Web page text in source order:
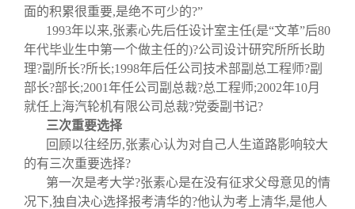
面的积累很重要,是绝不可少的?”
1993年以来,张素心先后任设计室主任(是“文革”后80
年代毕业生中第一个做主任的)?公司设计研究所所长助
理?副所长?所长;1998年后任公司技术部副总工程师?副
部长?部长;2001年任公司副总裁?总工程师;2002年10月
就任上海汽轮机有限公司总裁?党委副书记?
三次重要选择
回顾以往经历,张素心认为对自己人生道路影响较大
的有三次重要选择?
第一次是考大学?张素心是在没有征求父母意见的情
况下,独自决心选择报考清华的?他认为考上清华,是他人